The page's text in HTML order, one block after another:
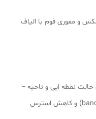
و مموری فوم با الیاف
نقطه ایی و ناحیه –